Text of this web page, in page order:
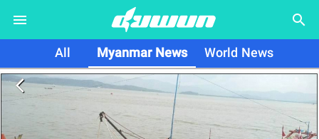
search
All Myanmar News World News
arrow_back_ios